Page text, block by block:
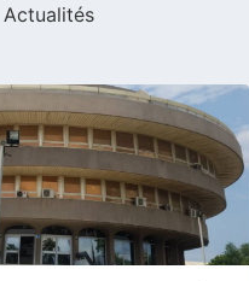
Actualités